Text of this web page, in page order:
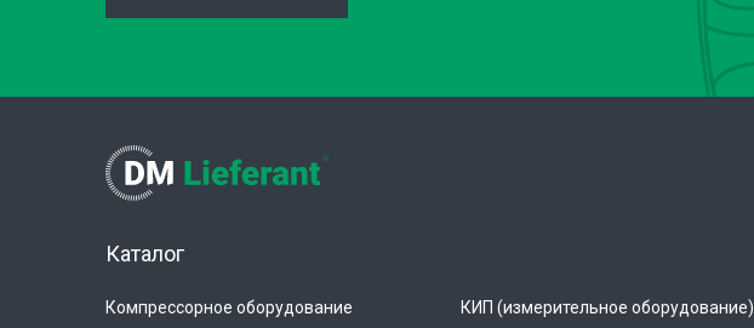
Каталог
Компрессорное оборудование
КИП (измерительное оборудование)